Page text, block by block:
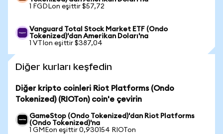
1 FGDLon eşittir $57,72
Vanguard Total Stock Market ETF (Ondo
Tokenized)'dan Amerikan Doları'na
1 VTIon eşittir $387,04
Diğer kurları keşfedin
Diğer kripto coinleri Riot Platforms (Ondo
Tokenized) (RIOTon) coin'e çevirin
GameStop (Ondo Tokenized)'dan Riot Platforms
(Ondo Tokenized)'na
1 GMEon eşittir 0,930154 RIOTon